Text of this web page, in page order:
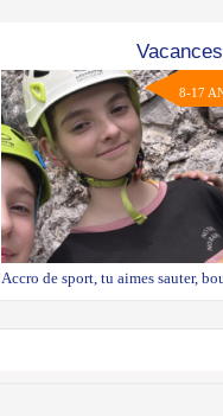
8-17
Accro de sport, tu aimes sauter,